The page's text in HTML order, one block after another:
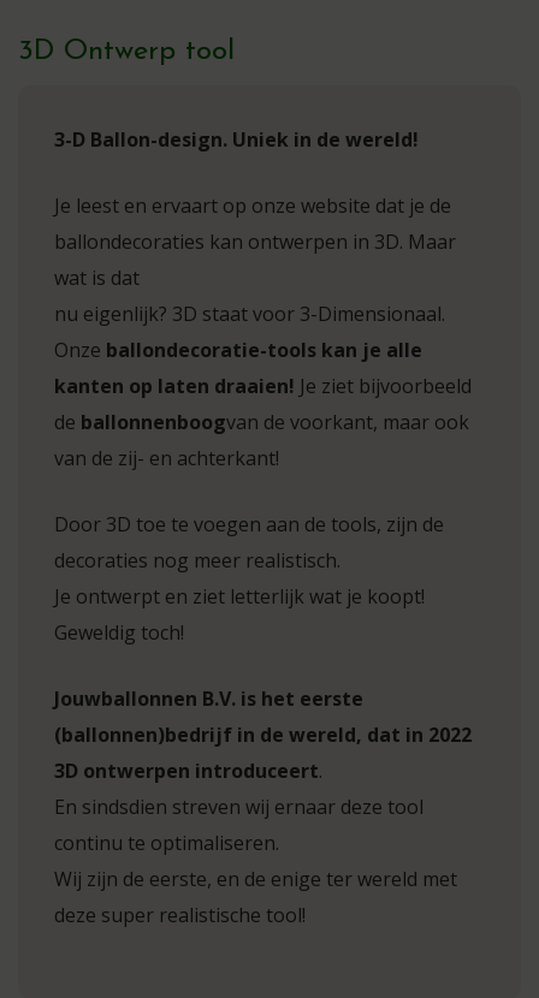
3D Ontwerp tool
3-D Ballon-design. Uniek in de wereld!
Je leest en ervaart op onze website dat je de
ballondecoraties kan ontwerpen in 3D. Maar
wat is dat
nu eigenlijk? 3D staat voor 3-Dimensionaal.
Onze ballondecoratie-tools kan je alle
kanten op laten draaien! Je ziet bijvoorbeeld
de ballonnenboogvan de voorkant, maar ook
van de zij- en achterkant!
Door 3D toe te voegen aan de tools, zijn de
decoraties nog meer realistisch.
Je ontwerpt en ziet letterlijk wat je koopt!
Geweldig toch!
Jouwballonnen B.V. is het eerste
(ballonnen)bedrijf in de wereld, dat in 2022
3D ontwerpen introduceert.
En sindsdien streven wij ernaar deze tool
continu te optimaliseren.
Wij zijn de eerste, en de enige ter wereld met
deze super realistische tool!